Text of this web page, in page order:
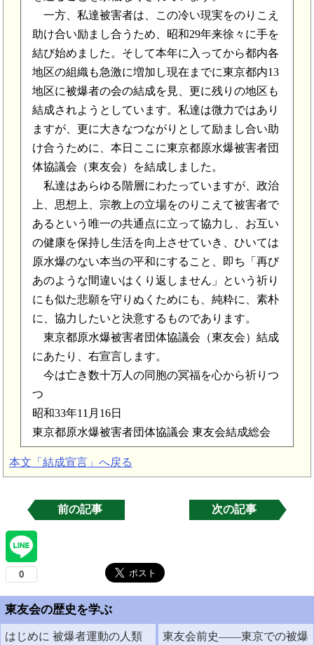
一方、私達被害者は、この冷い現実をのりこえ
助け合い励まし合うため、昭和29年来徐々に手を
結び始めました。そして本年に入ってから都内各
地区の組織も急激に増加し現在までに東京都内13
地区に被爆者の会の結成を見、更に残りの地区も
結成されようとしています。私達は微力ではあり
ますが、更に大きなつながりとして励まし合い助
け合うために、本日ここに東京都原水爆被害者団
体協議会（東友会）を結成しました。
私達はあらゆる階層にわたっていますが、政治
上、思想上、宗教上の立場をのりこえて被害者で
あるという唯一の共通点に立って協力し、お互い
の健康を保持し生活を向上させていき、ひいては
原水爆のない本当の平和にすること、即ち「再び
あのような間違いはくり返しません」という祈り
にも似た悲願を守りぬくためにも、純粋に、素朴
に、協力したいと決意するものであります。
東京都原水爆被害者団体協議会（東友会）結成
にあたり、右宣言します。
今は亡き数十万人の同胞の冥福を心から祈りつ
つ
昭和33年11月16日
東京都原水爆被害者団体協議会 東友会結成総会
本文「結成宣言」へ戻る
前の記事 次の記事
東友会の歴史を学ぶ
はじめに 被爆者運動の人類
東友会前史――東京での被爆